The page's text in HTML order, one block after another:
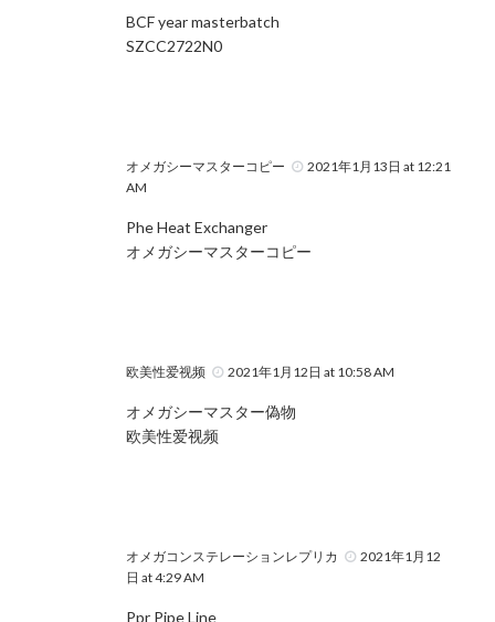
BCF year masterbatch
SZCC2722N0
オメガシーマスターコピー
2021年1月13日 at 12:21
AM
Phe Heat Exchanger
オメガシーマスターコピー
欧美性爱视频 2021年1月12日 at 10:58 AM
オメガシーマスター偽物
欧美性爱视频
オメガコンステレーションレプリカ
2021年1月12
日 at 4:29 AM
Ppr Pipe Line